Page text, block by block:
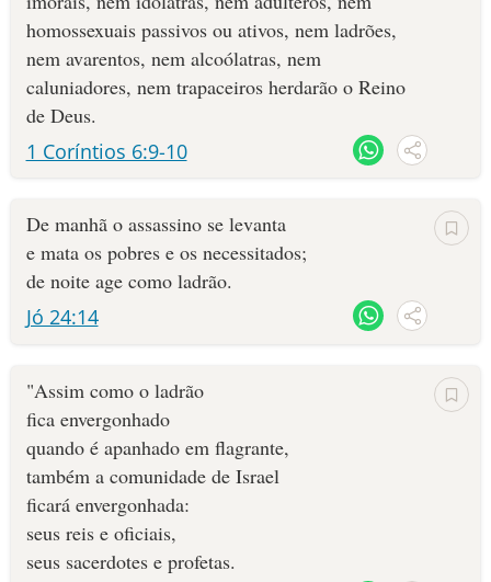
homossexuais passivos ou ativos, nem ladrões,
nem avarentos, nem alcoólatras, nem
caluniadores, nem trapaceiros herdarão o Reino
de Deus.
1 Coríntios 6:9-10
De manhã o assassino se levanta
e mata os pobres e os necessitados;
de noite age como ladrão.
Jó 24:14
"Assim como o ladrão
fica envergonhado
quando é apanhado em flagrante,
também a comunidade de Israel
ficará envergonhada:
seus reis e oficiais,
seus sacerdotes e profetas.